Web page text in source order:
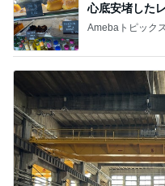
心底安堵した
Amebaトピック